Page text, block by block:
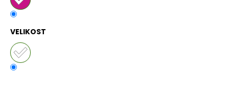
VELIKOST
D
o
p